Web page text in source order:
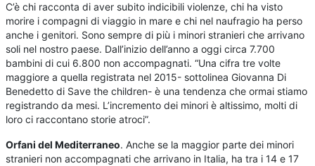
C’è chi racconta di aver subito indicibili violenze, chi ha visto
morire i compagni di viaggio in mare e chi nel naufragio ha perso
anche i genitori. Sono sempre di più i minori stranieri che arrivano
soli nel nostro paese. Dall’inizio dell’anno a oggi circa 7.700
bambini di cui 6.800 non accompagnati. “Una cifra tre volte
maggiore a quella registrata nel 2015- sottolinea Giovanna Di
Benedetto di Save the children- è una tendenza che ormai stiamo
registrando da mesi. L’incremento dei minori è altissimo, molti di
loro ci raccontano storie atroci”.
Orfani del Mediterraneo. Anche se la maggior parte dei minori
stranieri non accompagnati che arrivano in Italia, ha tra i 14 e 17